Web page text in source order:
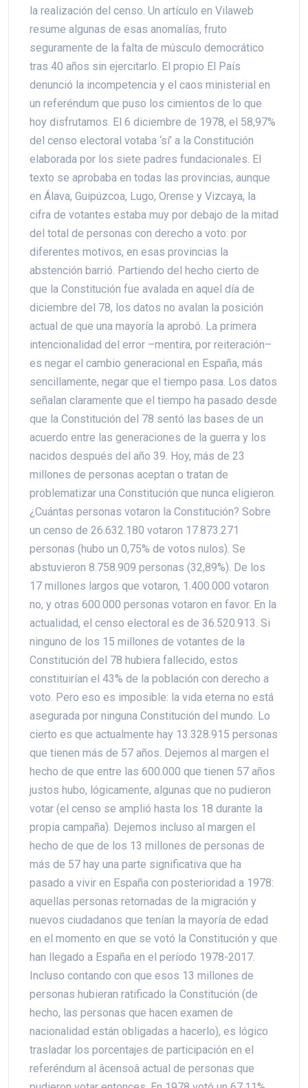
la realización del censo. Un artículo en Vilaweb
resume algunas de esas anomalías, fruto
seguramente de la falta de músculo democrático
tras 40 años sin ejercitarlo. El propio El País
denunció la incompetencia y el caos ministerial en
un referéndum que puso los cimientos de lo que
hoy disfrutamos. El 6 diciembre de 1978, el 58,97%
del censo electoral votaba ‘sí’ a la Constitución
elaborada por los siete padres fundacionales. El
texto se aprobaba en todas las provincias, aunque
en Álava, Guipúzcoa, Lugo, Orense y Vizcaya, la
cifra de votantes estaba muy por debajo de la mitad
del total de personas con derecho a voto: por
diferentes motivos, en esas provincias la
abstención barrió. Partiendo del hecho cierto de
que la Constitución fue avalada en aquel día de
diciembre del 78, los datos no avalan la posición
actual de que una mayoría la aprobó. La primera
intencionalidad del error –mentira, por reiteración–
es negar el cambio generacional en España, más
sencillamente, negar que el tiempo pasa. Los datos
señalan claramente que el tiempo ha pasado desde
que la Constitución del 78 sentó las bases de un
acuerdo entre las generaciones de la guerra y los
nacidos después del año 39. Hoy, más de 23
millones de personas aceptan o tratan de
problematizar una Constitución que nunca eligieron.
¿Cuántas personas votaron la Constitución? Sobre
un censo de 26.632.180 votaron 17.873.271
personas (hubo un 0,75% de votos nulos). Se
abstuvieron 8.758.909 personas (32,89%). De los
17 millones largos que votaron, 1.400.000 votaron
no, y otras 600.000 personas votaron en favor. En la
actualidad, el censo electoral es de 36.520.913. Si
ninguno de los 15 millones de votantes de la
Constitución del 78 hubiera fallecido, estos
constituirían el 43% de la población con derecho a
voto. Pero eso es imposible: la vida eterna no está
asegurada por ninguna Constitución del mundo. Lo
cierto es que actualmente hay 13.328.915 personas
que tienen más de 57 años. Dejemos al margen el
hecho de que entre las 600.000 que tienen 57 años
justos hubo, lógicamente, algunas que no pudieron
votar (el censo se amplió hasta los 18 durante la
propia campaña). Dejemos incluso al margen el
hecho de que de los 13 millones de personas de
más de 57 hay una parte significativa que ha
pasado a vivir en España con posterioridad a 1978:
aquellas personas retornadas de la migración y
nuevos ciudadanos que tenían la mayoría de edad
en el momento en que se votó la Constitución y que
han llegado a España en el período 1978-2017.
Incluso contando con que esos 13 millones de
personas hubieran ratificado la Constitución (de
hecho, las personas que hacen examen de
nacionalidad están obligadas a hacerlo), es lógico
trasladar los porcentajes de participación en el
referéndum al âcensoâ actual de personas que